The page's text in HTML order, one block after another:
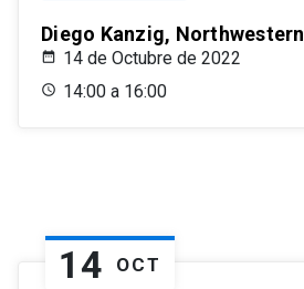
Diego Kanzig, Northwestern
14 de Octubre de 2022
14:00 a 16:00
14 OCT